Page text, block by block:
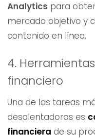
Analytics para
mercado objetivo y
contenido en línea.
4.
financiero
Una de las tareas
desalentadoras es
financiera de su